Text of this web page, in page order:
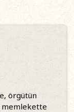
örgütün
memlekette